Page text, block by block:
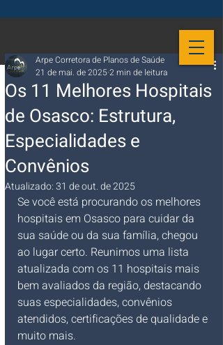
Os 11 Melhores Hospitais
de Osasco: Estrutura,
Especialidades e
Convênios
Arpe Corretora de Planos de Saúde
21 de mai. de 2025 2 min de leitura
Atualizado:31 de out. de 2025
Se você está procurando os melhores
hospitais em Osasco para cuidar da
sua saúde ou da sua família, chegou
ao lugar certo. Reunimos uma lista
atualizada com os 11 hospitais mais
bem avaliados da região, destacando
suas especialidades, convênios
atendidos, certificações de qualidade e
muito mais.